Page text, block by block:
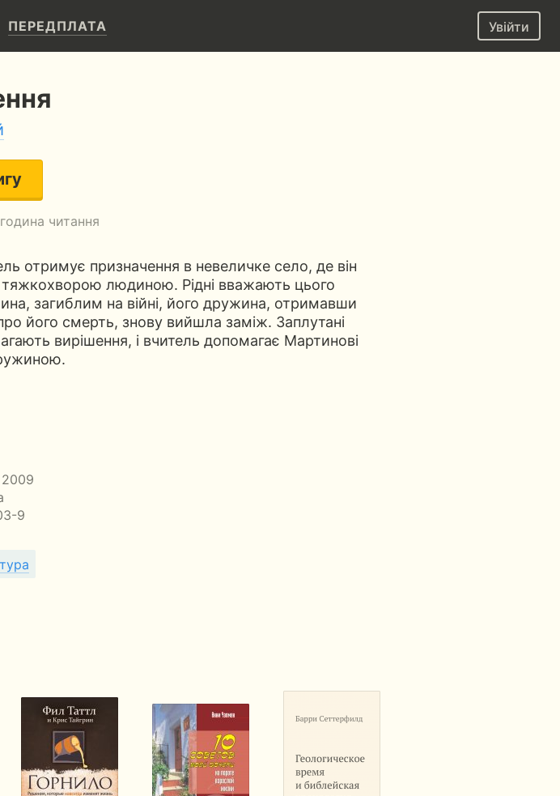
ПЕРЕДПЛАТА Увійти
читання
отримує призначення в невеличке село, де він
людиною. Рідні вважають цього
загиблим на війні, його дружина, отримавши
його смерть, знову вийшла заміж. Заплутані
вирішення, і вчитель допомагає Мартинові
2009
9